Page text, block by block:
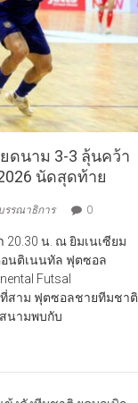
ดนาม 3-3 ลุ้นคว้า
นัดสุดท้าย
รรณาธิการ 0
20.30 น. ณ ยิมเนเซียม
นติเนนทัล ฟุตซอล
Futsal
ที่สาม ฟุตซอลชายทีมชาติ
นามพบกับ